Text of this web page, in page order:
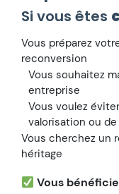
Si vous êtes
Vous préparez
reconversion
Vous souhaitez
entreprise
Vous voulez
valorisation ou
Vous cherchez un
héritage
Vous